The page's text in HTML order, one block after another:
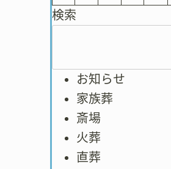
検索
お知らせ
家族葬
斎場
火葬
直葬